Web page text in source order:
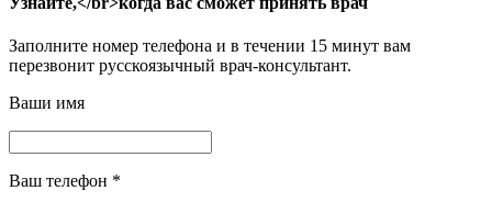
Заполните номер телефона и в течении 15 минут вам
перезвонит русскоязычный врач-консультант.
Ваши имя
Ваш телефон *